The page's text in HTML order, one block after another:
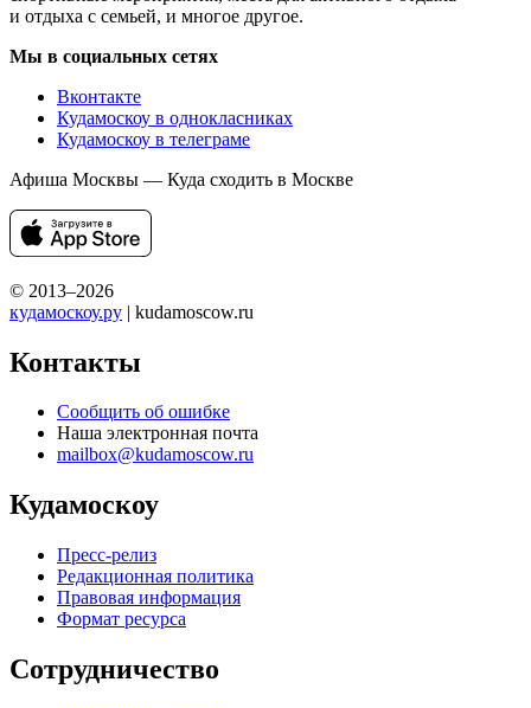
и отдыха с семьей, и многое другое.
Мы в социальных сетях
Вконтакте
Кудамоскоу в однокласниках
Кудамоскоу в телеграме
Афиша Москвы — Куда сходить в Москве
© 2013–2026
кудамоскоу.ру | kudamoscow.ru
Контакты
Сообщить об ошибке
Наша электронная почта
mailbox@kudamoscow.ru
Кудамоскоу
Пресс-релиз
Редакционная политика
Правовая информация
Формат ресурса
Сотрудничество